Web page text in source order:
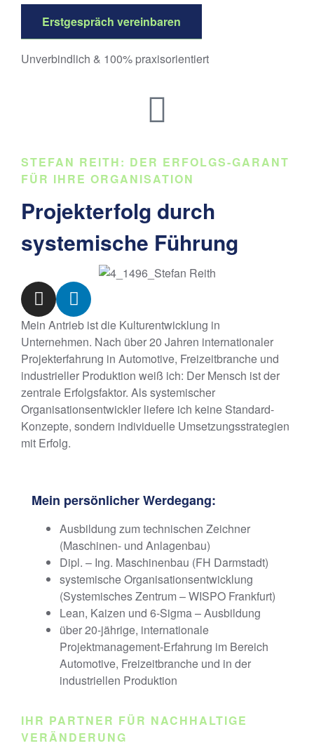
Erstgespräch vereinbaren
Unverbindlich & 100% praxisorientiert
STEFAN REITH: DER ERFOLGS-GARANT
FÜR IHRE ORGANISATION
Projekterfolg durch
systemische Führung
Mein Antrieb ist die Kulturentwicklung in
Unternehmen. Nach über 20 Jahren internationaler
Projekterfahrung in Automotive, Freizeitbranche und
industrieller Produktion weiß ich: Der Mensch ist der
zentrale Erfolgsfaktor. Als systemischer
Organisationsentwickler liefere ich keine Standard-
Konzepte, sondern individuelle Umsetzungsstrategien
mit Erfolg.
Mein persönlicher Werdegang:
Ausbildung zum technischen Zeichner
(Maschinen- und Anlagenbau)
Dipl. – Ing. Maschinenbau (FH Darmstadt)
systemische Organisationsentwicklung
(Systemisches Zentrum – WISPO Frankfurt)
Lean, Kaizen und 6-Sigma – Ausbildung
über 20-jährige, internationale
Projektmanagement-Erfahrung im Bereich
Automotive, Freizeitbranche und in der
industriellen Produktion
IHR PARTNER FÜR NACHHALTIGE
VERÄNDERUNG